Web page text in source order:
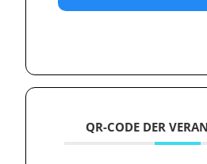
QR-CODE DER